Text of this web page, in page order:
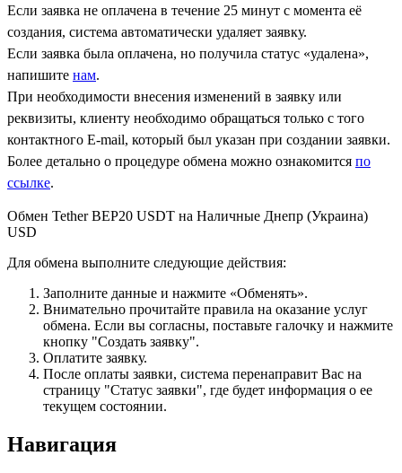
Если заявка не оплачена в течение 25 минут с момента её
создания, система автоматически удаляет заявку.
Если заявка была оплачена, но получила статус «удалена»,
напишите нам.
При необходимости внесения изменений в заявку или
реквизиты, клиенту необходимо обращаться только с того
контактного Е-mail, который был указан при создании заявки.
Более детально о процедуре обмена можно ознакомится по
ссылке.
Обмен Tether BEP20 USDT на Наличные Днепр (Украина)
USD
Для обмена выполните следующие действия:
Заполните данные и нажмите «Обменять».
Внимательно прочитайте правила на оказание услуг
обмена. Если вы согласны, поставьте галочку и нажмите
кнопку "Создать заявку".
Оплатите заявку.
После оплаты заявки, система перенаправит Вас на
страницу "Статус заявки", где будет информация о ее
текущем состоянии.
Навигация